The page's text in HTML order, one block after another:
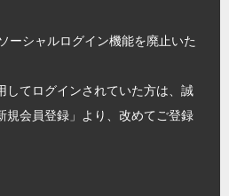
ーシャルログイン機能を廃止いた
してログインされていた方は、誠
規会員登録」より、改めてご登録